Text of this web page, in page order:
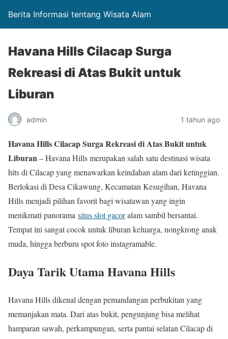
Berita Informasi tentang Wisata Alam
Havana Hills Cilacap Surga
Rekreasi di Atas Bukit untuk
Liburan
admin 1 tahun ago
Havana Hills Cilacap Surga Rekreasi di Atas Bukit untuk
Liburan– Havana Hills merupakan salah satu destinasi wisata
hits di Cilacap yang menawarkan keindahan alam dari ketinggian.
Berlokasi di Desa Cikawung, Kecamatan Kesugihan, Havana
Hills menjadi pilihan favorit bagi wisatawan yang ingin
menikmati panorama situs slot gacoralam sambil bersantai.
Tempat ini sangat cocok untuk liburan keluarga, nongkrong anak
muda, hingga berburu spot foto instagramable.
Daya Tarik Utama Havana Hills
Havana Hills dikenal dengan pemandangan perbukitan yang
memanjakan mata. Dari atas bukit, pengunjung bisa melihat
hamparan sawah, perkampungan, serta pantai selatan Cilacap di